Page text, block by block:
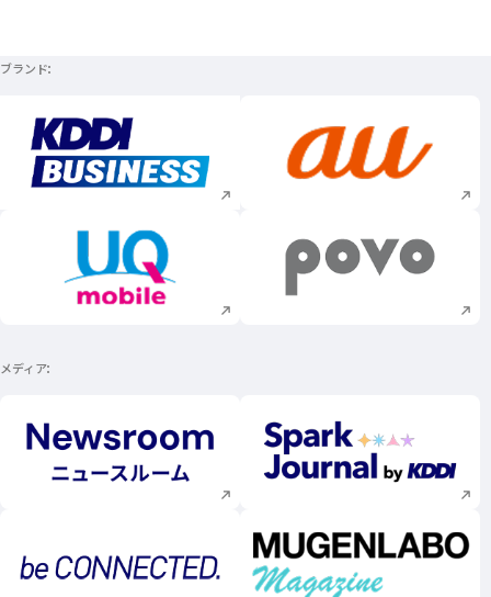
ブランド
新規ウィンドウで開く 新規ウィンドウで
新規ウィンドウで開く 新規ウィンドウで
メディア
新規ウィンドウで開く 新規ウィンドウで
新規ウィンドウで開く 新規ウィンドウで